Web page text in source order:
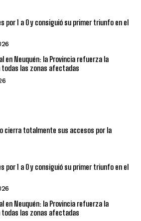
por 1 a 0 y consiguió su primer triunfo en el
en Neuquén: la Provincia refuerza la
las zonas afectadas
cierra totalmente sus accesos por la
por 1 a 0 y consiguió su primer triunfo en el
en Neuquén: la Provincia refuerza la
las zonas afectadas